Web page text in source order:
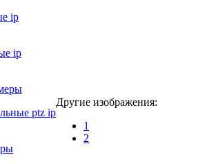
ip
ip
ptz ip
Другие изображения:
1
2